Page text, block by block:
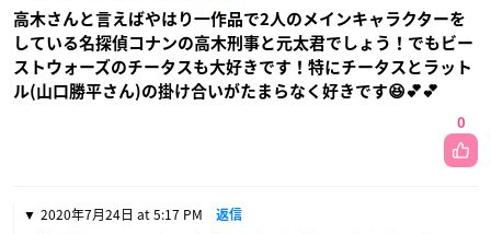
高木さんと言えばやはり一作品で2人のメインキャラクターを
している名探偵コナンの高木刑事と元太君でしょう！でもビー
ストウォーズのチータスも大好きです！特にチータスとラット
ル(山口勝平さん)の掛け合いがたまらなく好きです😆💕💕
0
2020年7月24日 at 5:17 PM 返信